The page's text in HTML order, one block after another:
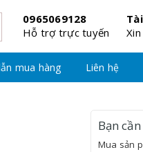
0965069128
Hỗ trợ trực tuyến
mua hàng Liên hệ
Bạn
Mua sản